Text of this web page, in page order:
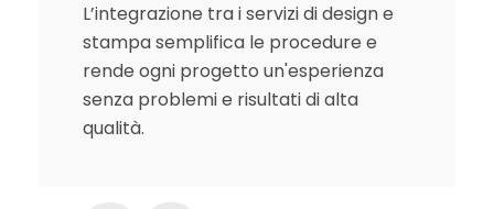
L’integrazione tra i servizi di design e
stampa semplifica le procedure e
rende ogni progetto un'esperienza
senza problemi e risultati di alta
qualità.